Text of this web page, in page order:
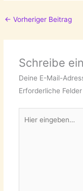
← Vorheriger Beitrag
Schreibe
Deine E-Mail-
Erforderliche
eingeben…